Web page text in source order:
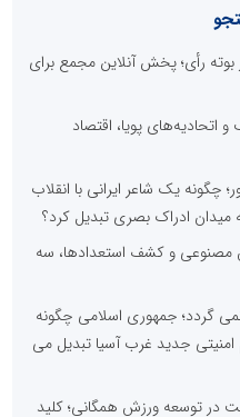
سال ۱۴۰۴ کالبر در بوته رأی؛ پخش آنلاین مجمع برای
اتحادیه‌های پویا، اقتصاد
چگونه یک شاعر ایرانی با انقلاب
ادراک بصری تبدیل کرد؟
مصنوعی و کشف استعدادها، سه
گردد؛ جمهوری اسلامی چگونه
امنیتی جدید غرب آسیا تبدیل می
در توسعه ورزش همگانی؛ کلید